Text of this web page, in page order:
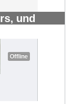
und
Offline